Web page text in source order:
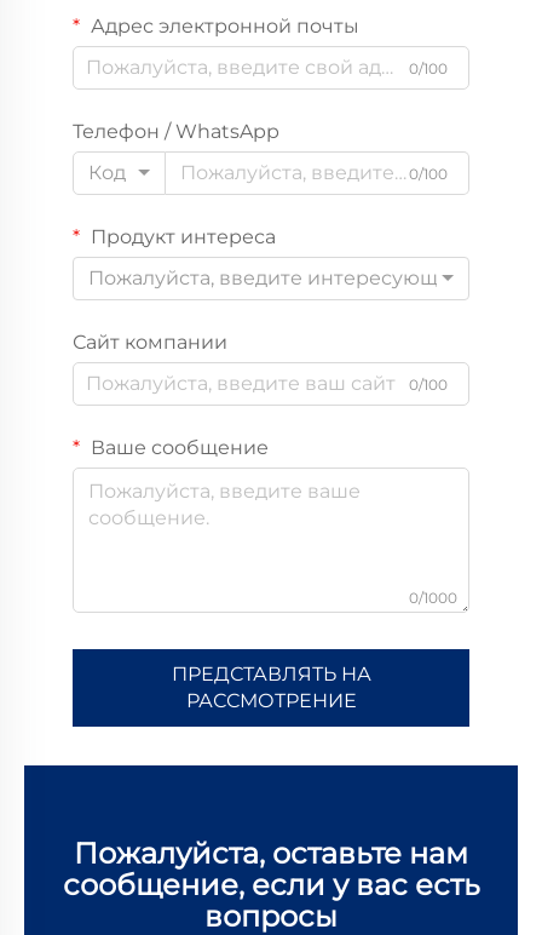
Адрес электронной почты
0/100
Телефон / WhatsApp
Код
0/100
Продукт интереса
Пожалуйста, введите интересующий вас
Сайт компании
0/100
Ваше сообщение
0/1000
ПРЕДСТАВЛЯТЬ НА
РАССМОТРЕНИЕ
Пожалуйста, оставьте нам
сообщение, если у вас есть
вопросы